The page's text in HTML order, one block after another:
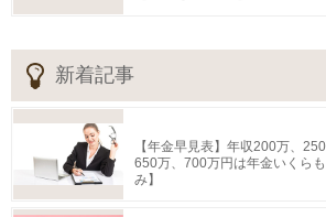
新着記事
【年金早見表】年収200万、
650万、700万円は年金いくら
み】